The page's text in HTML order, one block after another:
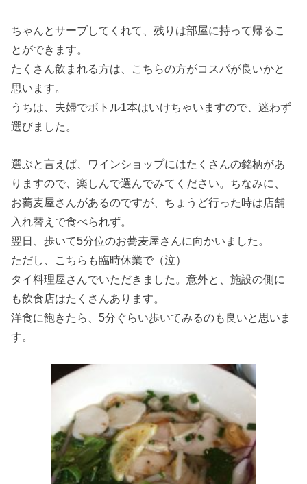
ちゃんとサーブしてくれて、残りは部屋に持って帰るこ
とができます。
たくさん飲まれる方は、こちらの方がコスパが良いかと
思います。
うちは、夫婦でボトル1本はいけちゃいますので、迷わず
選びました。
選ぶと言えば、ワインショップにはたくさんの銘柄があ
りますので、楽しんで選んでみてください。ちなみに、
お蕎麦屋さんがあるのですが、ちょうど行った時は店舗
入れ替えで食べられず。
翌日、歩いて5分位のお蕎麦屋さんに向かいました。
ただし、こちらも臨時休業で（泣）
タイ料理屋さんでいただきました。意外と、施設の側に
も飲食店はたくさんあります。
洋食に飽きたら、5分ぐらい歩いてみるのも良いと思いま
す。